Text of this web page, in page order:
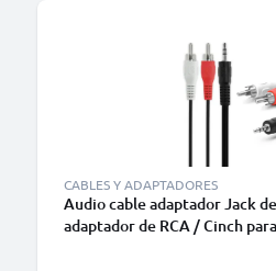
CABLES Y ADAPTADORES
Audio cable adaptador Jack
adaptador de RCA / Cinch